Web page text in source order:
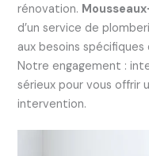
rénovation.
d’un service de
aux besoins
Notre engagement :
sérieux pour vous offrir
intervention.